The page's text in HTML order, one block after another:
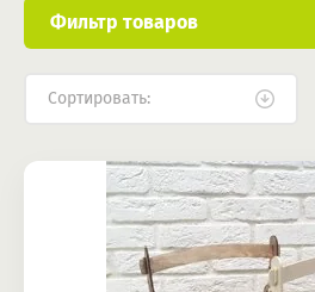
Фильтр товаров
Сортировать: